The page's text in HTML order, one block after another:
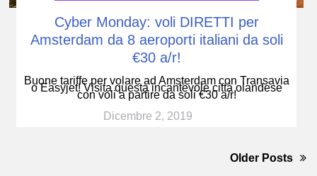
Cyber Monday: voli DIRETTI per
Amsterdam da 8 aeroporti italiani da soli
€30 a/r!
Buone tariffe per volare ad Amsterdam con Transavia
o Easyjet! Visita questa incantevole città olandese
con voli a partire da soli €30 a/r!
Dicembre 2, 2019
Older Posts